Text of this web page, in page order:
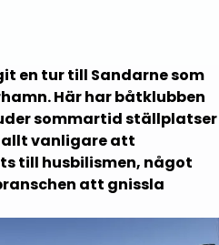
en tur till Sandarne som
Här har båtklubben
sommartid ställplatser
allt vanligare att
till husbilismen, något
att gnissla